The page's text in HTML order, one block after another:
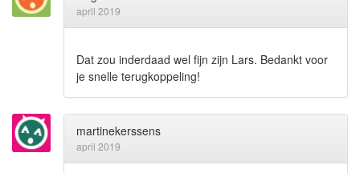
april 2019
Dat zou inderdaad wel fijn zijn Lars. Bedankt voor
je snelle terugkoppeling!
martinekerssens
april 2019